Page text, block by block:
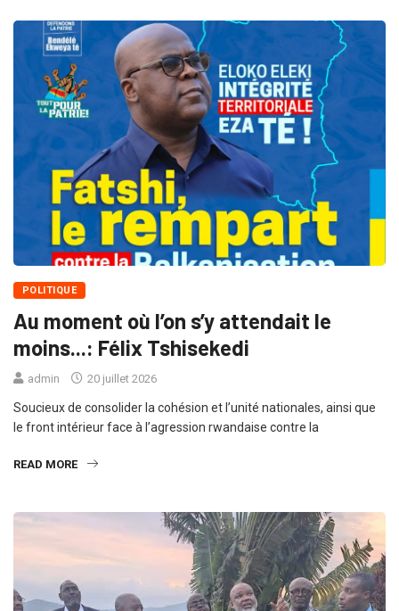
POLITIQUE
Au moment où l’on s’y attendait le
moins...: Félix Tshisekedi
admin 20 juillet 2026
Soucieux de consolider la cohésion et l’unité nationales, ainsi que
le front intérieur face à l’agression rwandaise contre la
READ MORE